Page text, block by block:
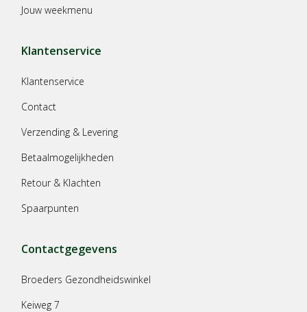
Jouw weekmenu
Klantenservice
Klantenservice
Contact
Verzending & Levering
Betaalmogelijkheden
Retour & Klachten
Spaarpunten
Contactgegevens
Broeders Gezondheidswinkel
Keiweg 7